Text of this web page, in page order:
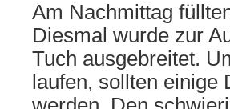
Am Nachmittag
Diesmal wurde zur
Tuch ausgebreitet.
laufen, sollten einige